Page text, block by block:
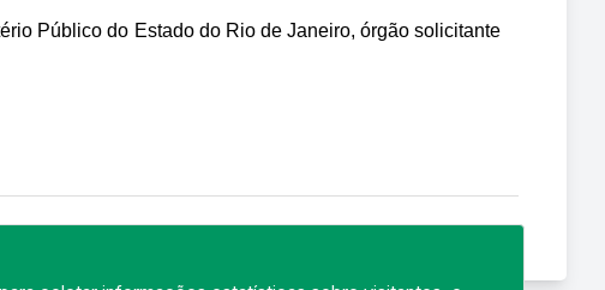
Público do Estado do Rio de Janeiro, órgão solicitante